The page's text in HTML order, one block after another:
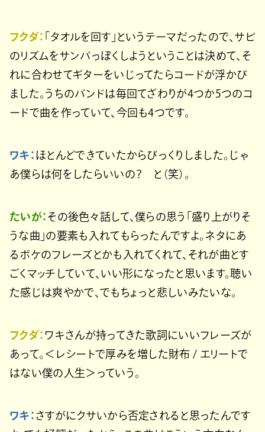
フクダ：
「タオルを回す」というテーマだったので、サビ
のリズムをサンバっぽくしようということは決めて、そ
れに合わせてギターをいじってたらコードが浮かび
ました。うちのバンドは毎回てざわりが4つか5つのコ
ードで曲を作っていて、今回も4つです。
ワキ： ほとんどできていたからびっくりしました。じゃ
あ僕らは何をしたらいいの？ と（笑）。
たいが： その後色々話して、僕らの思う「盛り上がりそ
うな曲」の要素も入れてもらったんですよ。ネタにあ
るボケのフレーズとかも入れてくれて、それが曲とす
ごくマッチしていて、いい形になったと思います。聴い
た感じは爽やかで、でもちょっと悲しいみたいな。
フクダ： ワキさんが持ってきた歌詞にいいフレーズが
あって。＜レシートで厚みを増した財布 / エリートで
はない僕の人生＞っていう。
ワキ： さすがにクサいから否定されると思ったんです